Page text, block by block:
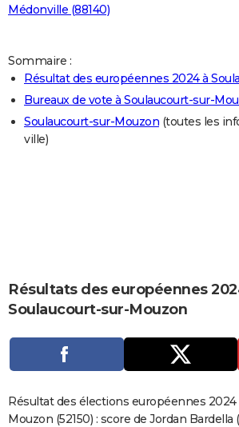
Forum
Aménagement intérieur
Extérieur
Cuisine
Salle de bains
Jardinage
Rangement
+
LIFESTYLE
Art de vivre
Bien-être
Loisirs
Mode
Modes de vie
SANTE
Alimentation
Guide de la santé
Maladies
Médicaments
Sommeil
VOYAGE
Destinations
City break
Voyage nature
Voyage de noces
DICTIONNAIRE
Dictionnaire
Biographies
Citations
Expressions
Proverbes
PROGRAMME TV
COPAINS D'AVANT
FORUM
Médonville (88140)
Sommaire :
Résultat des européennes 2024 à
Bureaux de vote à Soulaucourt-sur-
Soulaucourt-sur-Mouzon (toutes les
ville)
Résultats des européennes
Soulaucourt-sur-Mouzon
Résultat des élections européennes 2024
Mouzon (52150) : score de Jordan